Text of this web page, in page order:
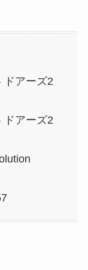
ドアーズ2
ドアーズ2